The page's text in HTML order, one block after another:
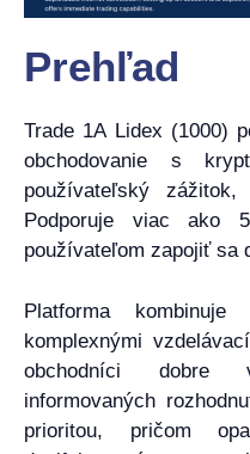
Prehľad
Trade 1A Lidex (1000)
obchodovanie s
používateľský
Podporuje viac ako
používateľom zapojiť sa
Platforma
komplexnými
obchodníci dobre
informovaných
prioritou, pričom